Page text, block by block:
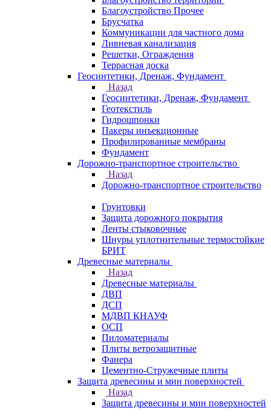
Благоустройство Прочее
Брусчатка
Коммуникации для частного дома
Ливневая канализация
Решетки, Ограждения
Террасная доска
Геосинтетики, Дренаж, Фундамент
Назад
Геосинтетики, Дренаж, Фундамент
Геотекстиль
Гидрошпонки
Пакеры инъекционные
Профилированные мембраны
Фундамент
Дорожно-транспортное строительство
Назад
Дорожно-транспортное строительство
Грунтовки
Защита дорожного покрытия
Ленты стыковочные
Шнуры уплотнительные термостойкие
БРИТ
Древесные материалы
Назад
Древесные материалы
ДВП
ДСП
МДВП КНАУФ
ОСП
Пиломатериалы
Плиты ветрозащитные
Фанера
Цементно-Стружечные плиты
Защита древесины и мин поверхностей
Назад
Защита древесины и мин поверхностей